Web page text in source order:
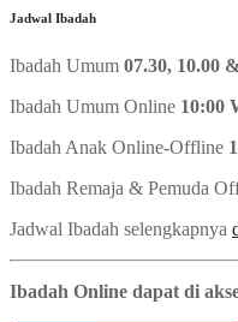
Jadwal Ibadah
Ibadah Umum 07.30, 10.00
Ibadah Umum Online 10:00
Ibadah Anak Online-Offline
Ibadah Remaja & Pemuda
Jadwal Ibadah selengkapnya
Ibadah Online dapat di